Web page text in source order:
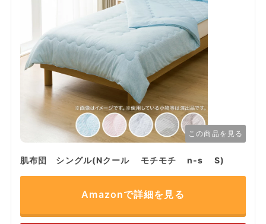
この商品を見る
肌布団 シングル(Nクール モチモチ n-s S)
Amazonで詳細を見る